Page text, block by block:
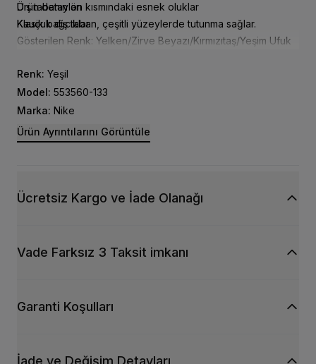
Dış tabanın ön kısmındaki esnek oluklar
Kauçuk dış taban, çeşitli yüzeylerde tutunma sağlar.
Ürün detayları
Klasik bağcıklar
Gösterilen Renk: Yelken/Zirve Beyazı/Kırmızıtaş/Yeşim Ufuk
Renk: Yeşil
Model: 553560-133
Marka: Nike
Ürün Ayrıntılarını Görüntüle
Ücretsiz Kargo ve İade Olanağı
Vade Farksız 3 Taksit imkanı
Garanti Koşulları
İade ve Değişim Detayları